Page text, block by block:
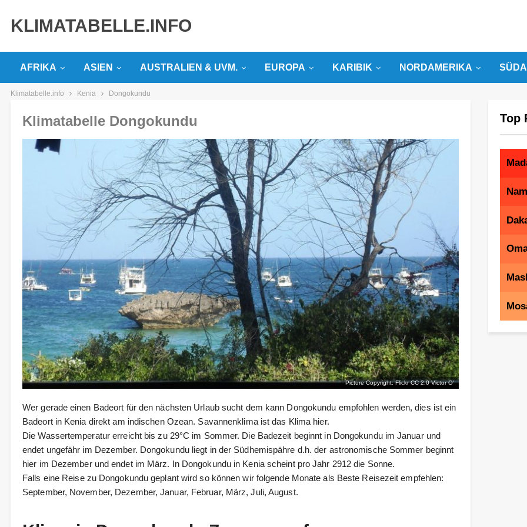
KLIMATABELLE.INFO
AFRIKA ASIEN AUSTRALIEN & UVM. EUROPA KARIBIK NORDAMERIKA
Klimatabelle.info Kenia Dongokundu
Klimatabelle Dongokundu
Picture Copyright: Flickr CC 2.0Victor O'
Wer gerade einen Badeort für den nächsten Urlaub sucht dem kann Dongokundu empfohlen werden, dies ist ein
Badeort in Kenia direkt am indischen Ozean. Savannenklima ist das Klima hier.
Die Wassertemperatur erreicht bis zu 29°C im Sommer. Die Badezeit beginnt in Dongokundu im Januar und
endet ungefähr im Dezember. Dongokundu liegt in der Südhemispähre d.h. der astronomische Sommer beginnt
hier im Dezember und endet im März. In Dongokundu in Kenia scheint pro Jahr 2912 die Sonne.
Falls eine Reise zu Dongokundu geplant wird so können wir folgende Monate als Beste Reisezeit empfehlen:
September, November, Dezember, Januar, Februar, März, Juli, August.
Top